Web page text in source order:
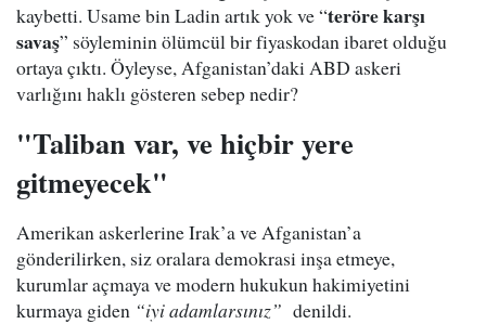
kaybetti. Usame bin Ladin artık yok ve “teröre karşı
savaş” söyleminin ölümcül bir fiyaskodan ibaret olduğu
ortaya çıktı. Öyleyse, Afganistan’daki ABD askeri
varlığını haklı gösteren sebep nedir?
"Taliban var, ve hiçbir yere
gitmeyecek"
Amerikan askerlerine Irak’a ve Afganistan’a
gönderilirken, siz oralara demokrasi inşa etmeye,
kurumlar açmaya ve modern hukukun hakimiyetini
kurmaya giden “iyi adamlarsınız” denildi.